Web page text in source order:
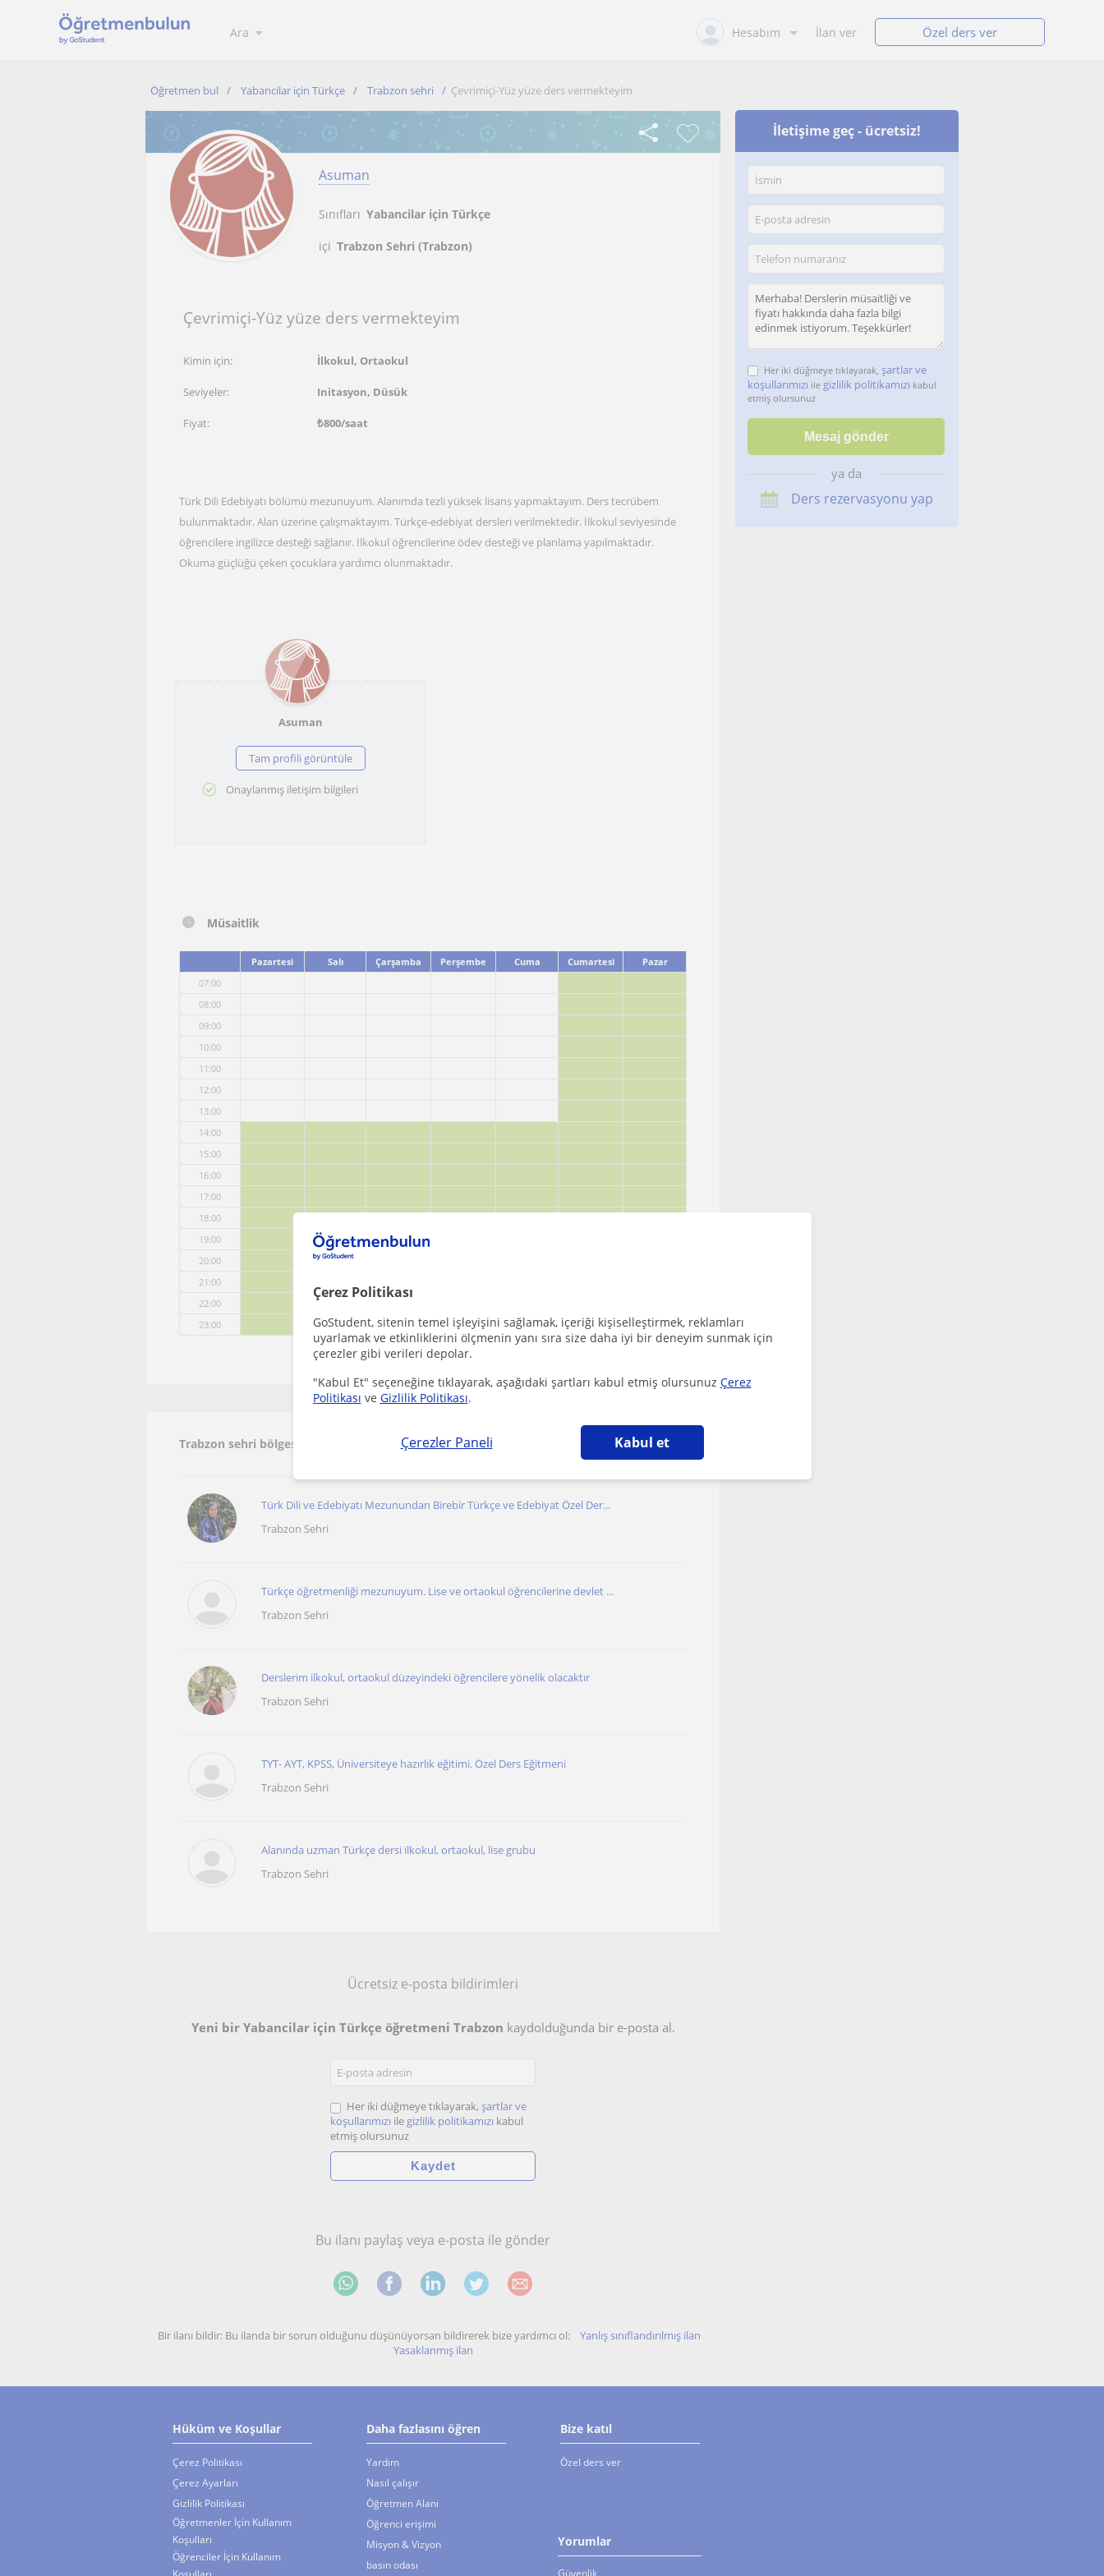
Çerez Politikası
GoStudent, sitenin temel işleyişini sağlamak, içeriği kişiselleştirmek, reklamları
uyarlamak ve etkinliklerini ölçmenin yanı sıra size daha iyi bir deneyim sunmak için
çerezler gibi verileri depolar.
"Kabul Et" seçeneğine tıklayarak, aşağıdaki şartları kabul etmiş olursunuz Çerez
Politikası ve Gizlilik Politikası.
Çerezler Paneli Kabul et
Ara Hesabım İlan ver Özel ders ver
Öğretmen bul Yabancilar için Türkçe Trabzon sehri Çevrimiçi-Yüz yüze ders vermekteyim
Asuman
Sınıfları Yabancilar için Türkçe
içi Trabzon Sehri (Trabzon)
Çevrimiçi-Yüz yüze ders vermekteyim
Kimin için: İlkokul, Ortaokul
Seviyeler: Initasyon, Düsük
Fiyat: ₺800/saat
Türk Dili Edebiyatı bölümü mezunuyum. Alanımda tezli yüksek lisans yapmaktayım. Ders tecrübem
bulunmaktadır. Alan üzerine çalışmaktayım. Türkçe-edebiyat dersleri verilmektedir. İlkokul seviyesinde
öğrencilere ingilizce desteği sağlanır. İlkokul öğrencilerine ödev desteği ve planlama yapılmaktadır.
Okuma güçlüğü çeken çocuklara yardımcı olunmaktadır.
Asuman
Tam profili görüntüle
Onaylanmış iletişim bilgileri
Müsaitlik
Pazartesi Salı Çarşamba Perşembe Cuma Cumartesi
Pazar
07:00
08:00
09:00
10:00
11:00
12:00
13:00
14:00
15:00
16:00
17:00
18:00
19:00
20:00
21:00
22:00
23:00
Trabzon sehri bölgesinde ilginizi çekebilecek diğer Yabancilar için Türkçe öğretmenleri
Türk Dili ve Edebiyatı Mezunundan Birebir Türkçe ve Edebiyat Özel Der...
Trabzon Sehri
Türkçe öğretmenliği mezunuyum. Lise ve ortaokul öğrencilerine devlet ...
Trabzon Sehri
Derslerim ilkokul, ortaokul düzeyindeki öğrencilere yönelik olacaktır
Trabzon Sehri
TYT- AYT, KPSS, Üniversiteye hazırlık eğitimi. Özel Ders Eğitmeni
Trabzon Sehri
Alanında uzman Türkçe dersi ilkokul, ortaokul, lise grubu
Trabzon Sehri
Ücretsiz e-posta bildirimleri
Yeni bir Yabancilar için Türkçe öğretmeni Trabzon kaydolduğunda bir e-posta al.
Her iki düğmeye tıklayarak, şartlar ve
koşullarımızı ile gizlilik politikamızı kabul
etmiş olursunuz
Bu ilanı paylaş veya e-posta ile gönder
Bir ilanı bildir: Bu ilanda bir sorun olduğunu düşünüyorsan bildirerek bize yardımcı ol: Yanlış sınıflandırılmış ilan
Yasaklanmış ilan
İletişime geç - ücretsiz!
Her iki düğmeye tıklayarak, şartlar ve
koşullarımızı ile gizlilik politikamızı kabul
etmiş olursunuz
ya da
Ders rezervasyonu yap
Hüküm ve Koşullar
Çerez Politikası
Çerez Ayarları
Gizlilik Politikası
Öğretmenler İçin Kullanım
Koşulları
Öğrenciler İçin Kullanım
Daha fazlasını öğren
Yardım
Nasıl çalışır
Öğretmen Alanı
Öğrenci erişimi
Misyon & Vizyon
basın odası
Bize katıl
Özel ders ver
Yorumlar
Güvenlik